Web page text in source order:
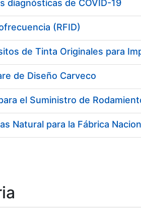
diagnósticas de COVID-19
(RFID)
de Tinta Originales para
de Diseño Carveco